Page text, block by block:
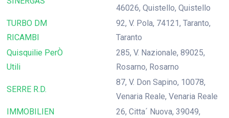
46026, Quistello, Quistello
TURBO DM
RICAMBI
92, V. Pola, 74121, Taranto,
Taranto
Quisquilie PerÒ
Utili
285, V. Nazionale, 89025,
Rosarno, Rosarno
SERRE R.D.
87, V. Don Sapino, 10078,
Venaria Reale, Venaria Reale
IMMOBILIEN
26, Citta´ Nuova, 39049,